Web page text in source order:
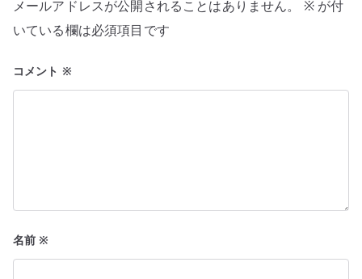
ョ
ン
メールアドレスが公開されることはありません。 ※が付
いている欄は必須項目です
コメント ※
名前※